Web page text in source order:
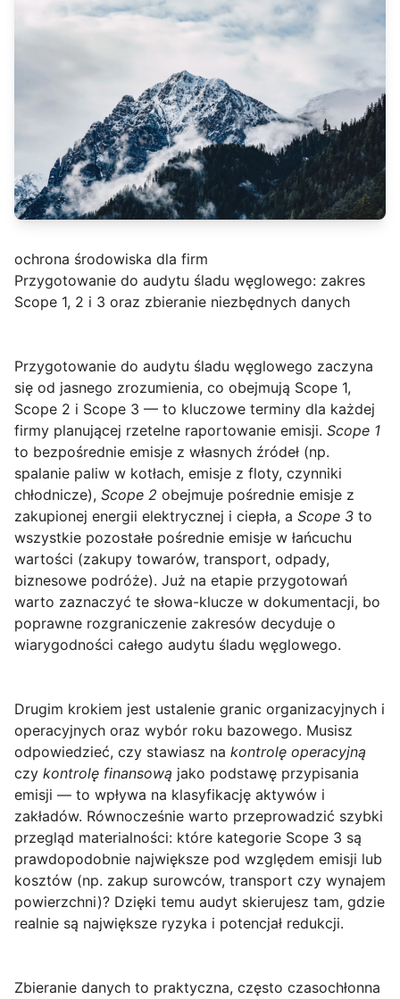
ochrona środowiska dla firm
Przygotowanie do audytu śladu węglowego: zakres
Scope 1, 2 i 3 oraz zbieranie niezbędnych danych
Przygotowanie do audytu śladu węglowego zaczyna
się od jasnego zrozumienia, co obejmują Scope 1,
Scope 2 i Scope 3 — to kluczowe terminy dla każdej
firmy planującej rzetelne raportowanie emisji. Scope 1
to bezpośrednie emisje z własnych źródeł (np.
spalanie paliw w kotłach, emisje z floty, czynniki
chłodnicze), Scope 2 obejmuje pośrednie emisje z
zakupionej energii elektrycznej i ciepła, a Scope 3 to
wszystkie pozostałe pośrednie emisje w łańcuchu
wartości (zakupy towarów, transport, odpady,
biznesowe podróże). Już na etapie przygotowań
warto zaznaczyć te słowa-klucze w dokumentacji, bo
poprawne rozgraniczenie zakresów decyduje o
wiarygodności całego audytu śladu węglowego.
Drugim krokiem jest ustalenie granic organizacyjnych i
operacyjnych oraz wybór roku bazowego. Musisz
odpowiedzieć, czy stawiasz na kontrolę operacyjną
czy kontrolę finansową jako podstawę przypisania
emisji — to wpływa na klasyfikację aktywów i
zakładów. Równocześnie warto przeprowadzić szybki
przegląd materialności: które kategorie Scope 3 są
prawdopodobnie największe pod względem emisji lub
kosztów (np. zakup surowców, transport czy wynajem
powierzchni)? Dzięki temu audyt skierujesz tam, gdzie
realnie są największe ryzyka i potencjał redukcji.
Zbieranie danych to praktyczna, często czasochłonna